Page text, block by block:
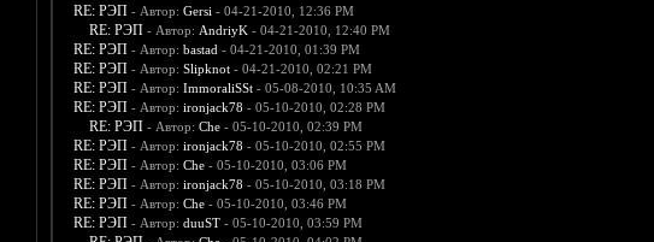
RE: РЭП - Автор: Gersi - 04-21-2010, 12:36 PM
RE: РЭП - Автор: AndriyK- 04-21-2010, 12:40 PM
RE: РЭП - Автор: bastad - 04-21-2010, 01:39 PM
RE: РЭП - Автор: Slipknot- 04-21-2010, 02:21 PM
RE: РЭП - Автор: ImmoraliSSt- 05-08-2010, 10:35 AM
RE: РЭП - Автор: ironjack78 - 05-10-2010, 02:28 PM
RE: РЭП - Автор: Che- 05-10-2010, 02:39 PM
RE: РЭП - Автор: ironjack78 - 05-10-2010, 02:55 PM
RE: РЭП - Автор: Che- 05-10-2010, 03:06 PM
RE: РЭП - Автор: ironjack78 - 05-10-2010, 03:18 PM
RE: РЭП - Автор: Che- 05-10-2010, 03:46 PM
RE: РЭП - Автор: duuST- 05-10-2010, 03:59 PM